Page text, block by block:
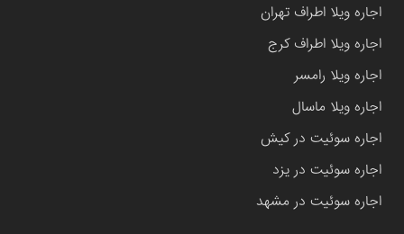
اجاره ویلا اطراف تهران
اجاره ویلا اطراف کرج
اجاره ویلا رامسر
اجاره ویلا ماسال
اجاره سوئیت در کیش
اجاره سوئیت در یزد
اجاره سوئیت در مشهد